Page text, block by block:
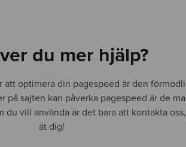
du mer hjälp?
att optimera din pagespeed är den
på sajten kan påverka pagespeed är de
du vill använda är det bara att kontakta
åt dig!